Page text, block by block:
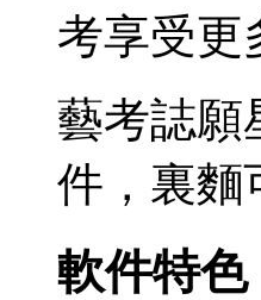
考享受更
藝考誌願
件，裏麵
軟件特色